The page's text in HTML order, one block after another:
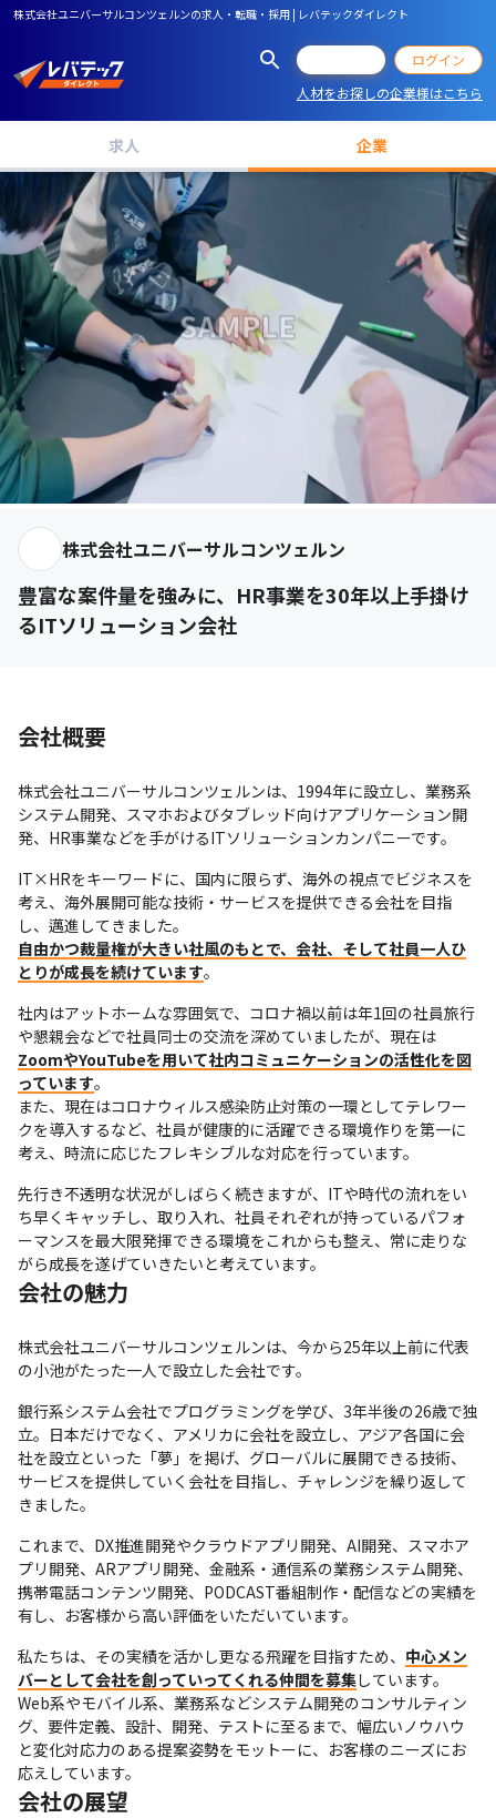
株式会社ユニバーサルコンツェルンの求人・転職・採用 | レバテックダイレクト
ログイン
人材をお探しの企業様はこちら
求人 企業
株式会社ユニバーサルコンツェルン
豊富な案件量を強みに、HR事業を30年以上手掛け
るITソリューション会社
会社概要
株式会社ユニバーサルコンツェルンは、1994年に設立し、業務系
システム開発、スマホおよびタブレッド向けアプリケーション開
発、HR事業などを手がけるITソリューションカンパニーです。
IT×HRをキーワードに、国内に限らず、海外の視点でビジネスを
考え、海外展開可能な技術・サービスを提供できる会社を目指
自由かつ裁量権が大きい社風のもとで、会社、そして社員一人ひ
とりが成長を続けています。
社内はアットホームな雰囲気で、コロナ禍以前は年1回の社員旅行
や懇親会などで社員同士の交流を深めていましたが、現在は
ZoomやYouTubeを用いて社内コミュニケーションの活性化を図
っています。
また、現在はコロナウィルス感染防止対策の一環としてテレワー
クを導入するなど、社員が健康的に活躍できる環境作りを第一に
考え、時流に応じたフレキシブルな対応を行っています。
先行き不透明な状況がしばらく続きますが、ITや時代の流れをい
ち早くキャッチし、取り入れ、社員それぞれが持っているパフォ
ーマンスを最大限発揮できる環境をこれからも整え、常に走りな
がら成長を遂げていきたいと考えています。
会社の魅力
株式会社ユニバーサルコンツェルンは、今から25年以上前に代表
の小池がたった一人で設立した会社です。
銀行系システム会社でプログラミングを学び、3年半後の26歳で独
立。日本だけでなく、アメリカに会社を設立し、アジア各国に会
社を設立といった「夢」を掲げ、グローバルに展開できる技術、
サービスを提供していく会社を目指し、チャレンジを繰り返して
きました。
これまで、DX推進開発やクラウドアプリ開発、AI開発、スマホア
プリ開発、ARアプリ開発、金融系・通信系の業務システム開発、
携帯電話コンテンツ開発、PODCAST番組制作・配信などの実績を
有し、お客様から高い評価をいただいています。
私たちは、その実績を活かし更なる飛躍を目指すため、 中心メン
バーとして会社を創っていってくれる仲間を募集しています。
Web系やモバイル系、業務系などシステム開発のコンサルティン
グ、要件定義、設計、開発、テストに至るまで、幅広いノウハウ
と変化対応力のある提案姿勢をモットーに、お客様のニーズにお
応えしています。
会社の展望